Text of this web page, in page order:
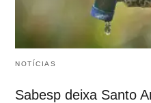
NOTÍCIAS
Sabesp deixa Santo